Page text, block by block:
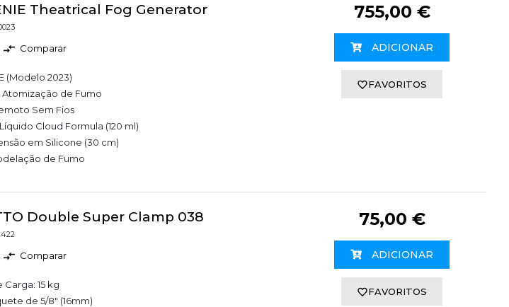
Theatrical Fog Generator
Comparar
(Modelo 2023)
Atomização de Fumo
Sem Fios
Cloud Formula (120 ml)
em Silicone (30 cm)
de Fumo
755,00 €
ADICIONAR
FAVORITOS
Double Super Clamp 038
Comparar
15 kg
de 5/8" (16mm)
75,00 €
ADICIONAR
FAVORITOS